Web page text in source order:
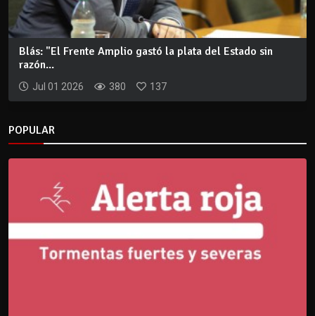
Blás: "El Frente Amplio gastó la plata del Estado sin
razón...
Jul 01 2026 380 137
POPULAR